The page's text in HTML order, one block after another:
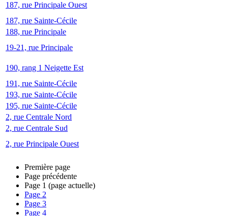
187, rue Principale Ouest
187, rue Sainte-Cécile
188, rue Principale
19-21, rue Principale
190, rang 1 Neigette Est
191, rue Sainte-Cécile
193, rue Sainte-Cécile
195, rue Sainte-Cécile
2, rue Centrale Nord
2, rue Centrale Sud
2, rue Principale Ouest
Première page
Page précédente
Page 1 (page actuelle)
Page 2
Page 3
Page 4